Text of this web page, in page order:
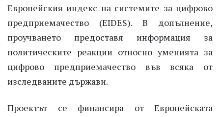
Европейския индекс на системите за цифрово
предприемачество (EIDES). В допълнение,
проучването предоставя информация за
политическите реакции относно уменията за
цифрово предприемачество във всяка от
изследваните държави.
Проектът се финансира от Европейската